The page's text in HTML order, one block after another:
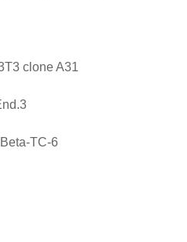
clone A31
Beta-TC-6